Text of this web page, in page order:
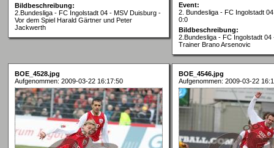
Bildbeschreibung:
2.Bundesliga - FC Ingolstadt 04 - MSV Duisburg -
Vor dem Spiel Harald Gärtner und Peter
Jackwerth
Event:
2. Bundesliga - FC Ingolstadt
0:0
Bildbeschreibung:
2.Bundesliga - FC Ingolstadt
Trainer Brano Arsenovic
BOE_4528.jpg
Aufgenommen: 2009-03-22 16:17:50
BOE_4546.jpg
Aufgenommen: 2009-03-22